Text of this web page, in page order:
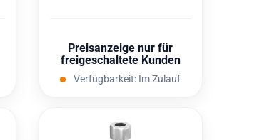
Preisanzeige nur für
freigeschaltete Kunden
Verfügbarkeit: Im Zulauf